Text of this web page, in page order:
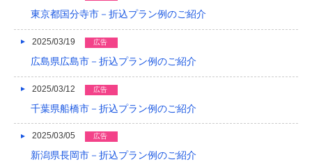
2015/11
2015/10
2015/07
2015/06
東京都国分寺市－折込プラン例のご紹介
2025/03/19 広告
広島県広島市－折込プラン例のご紹介
2025/03/12 広告
千葉県船橋市－折込プラン例のご紹介
2025/03/05 広告
新潟県長岡市－折込プラン例のご紹介